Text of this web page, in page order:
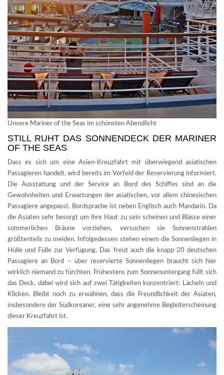
Unsere Mariner of the Seas im schönsten Abendlicht
STILL RUHT DAS SONNENDECK DER MARINER
OF THE SEAS
Dass es sich um eine Asien-Kreuzfahrt mit überwiegend asiatischen
Passagieren handelt, wird bereits im Vorfeld der Reservierung informiert.
Die Ausstattung und der Service an Bord des Schiffes sind an die
Gewohnheiten und Erwartungen der asiatischen, vor allem chinesischen
Passagiere angepasst. Bordsprache ist neben Englisch auch Mandarin. Da
die Asiaten sehr besorgt um ihre Haut zu sein scheinen und Blässe einer
sommerlichen Bräune vorziehen, versuchen sie Sonnenstrahlen
größtenteils zu meiden. Infolgedessen stehen einem die Sonnenliegen in
Hülle und Fülle zur Verfügung. Das freut auch die knapp 20 deutschen
Passagiere an Bord – über reservierte Sonnenliegen braucht sich hier
wirklich niemand zu fürchten. Frühestens zum Sonnenuntergang füllt sich
das Deck, dabei wird sich auf zwei Tätigkeiten konzentriert: Lächeln und
Klicken. Bleibt noch zu erwähnen, dass die Freundlichkeit der Asiaten,
insbesondere der Südkoreaner, eine sehr angenehme Begleiterscheinung
dieser Kreuzfahrt ist.